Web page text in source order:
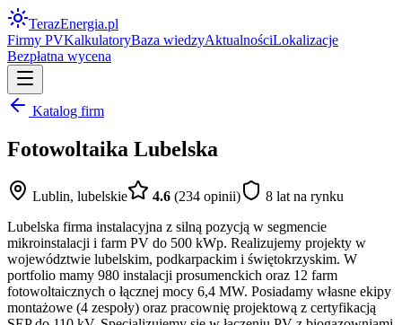
TerazEnergia.pl
Firmy PVKalkulatoryBaza wiedzyAktualnościLokalizacje
Bezpłatna wycena
Katalog firm
Fotowoltaika Lubelska
Lublin, lubelskie 4.6 (234 opinii) 8 lat na rynku
Lubelska firma instalacyjna z silną pozycją w segmencie
mikroinstalacji i farm PV do 500 kWp. Realizujemy projekty w
województwie lubelskim, podkarpackim i świętokrzyskim. W
portfolio mamy 980 instalacji prosumenckich oraz 12 farm
fotowoltaicznych o łącznej mocy 6,4 MW. Posiadamy własne ekipy
montażowe (4 zespoły) oraz pracownię projektową z certyfikacją